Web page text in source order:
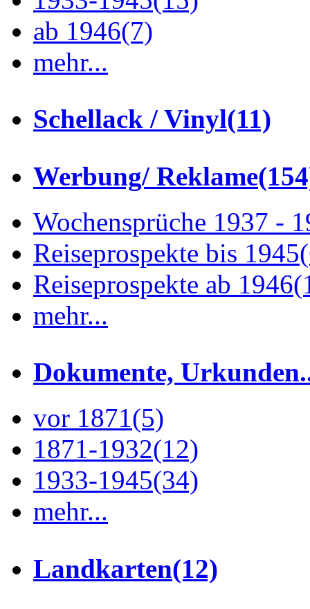
ab 1946(7)
mehr...
Schellack / Vinyl(11)
Werbung/ Reklame
Wochensprüche 1937 -
Reiseprospekte bis 1945
Reiseprospekte ab 1946
mehr...
Dokumente,
vor 1871(5)
1871-1932(12)
1933-1945(34)
mehr...
Landkarten(12)